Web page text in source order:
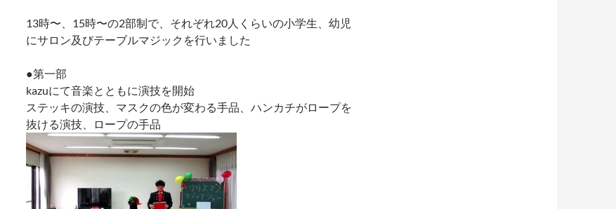
13時〜、15時〜の2部制で、それぞれ20人くらいの小学生、幼児
にサロン及びテーブルマジックを行いました
●第一部
kazuにて音楽とともに演技を開始
ステッキの演技、マスクの色が変わる手品、ハンカチがロープを
抜ける演技、ロープの手品